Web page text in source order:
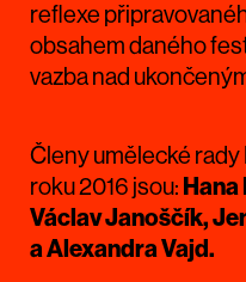
reflexe
obsahem daného
vazba nad
Členy umělecké rady
roku 2016 jsou:
Václav Janoščík,
a Alexandra Vajd.